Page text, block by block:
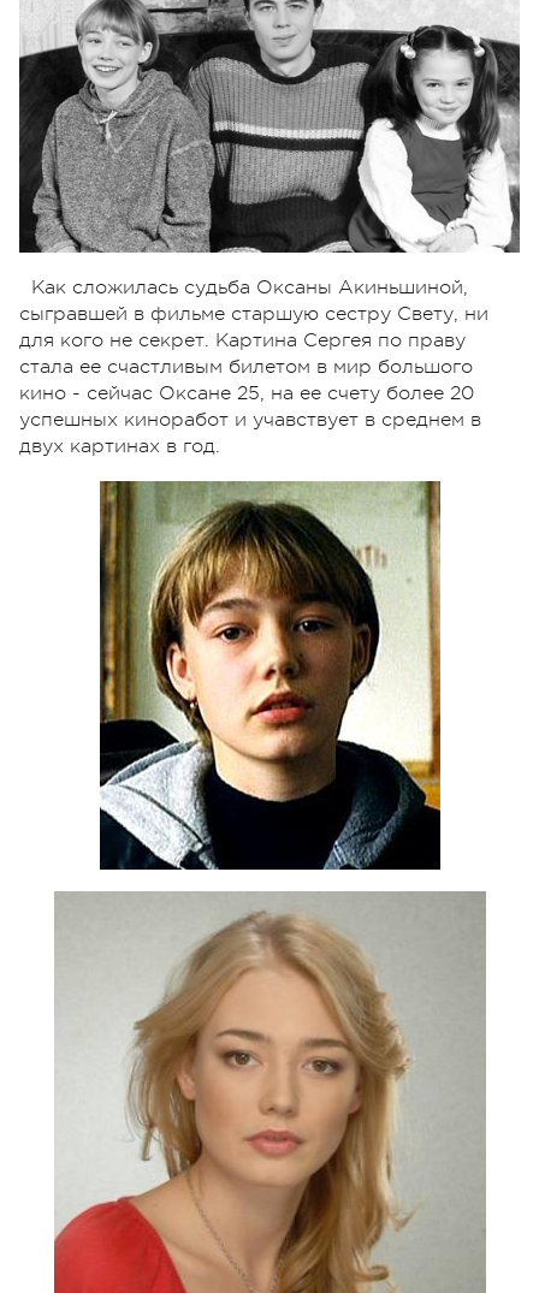
Как сложилась судьба Оксаны Акиньшиной,
сыгравшей в фильме старшую сестру Свету, ни
для кого не секрет. Картина Сергея по праву
стала ее счастливым билетом в мир большого
кино - сейчас Оксане 25, на ее счету более 20
успешных киноработ и учавствует в среднем в
двух картинах в год.